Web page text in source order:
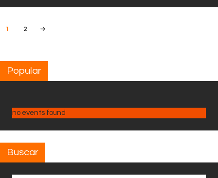
Paginación
PAGE
1 PAGE
2
Popular
no events found
Buscar